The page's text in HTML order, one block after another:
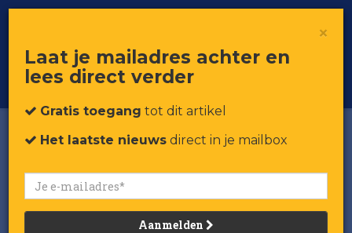
Voor professionals in retail & brands
Toggle
Søstrene Grene opent 20e
winkel in Nederland
×
Laat je mailadres achter en
lees direct verder
Gratis toegang tot dit artikel
Het laatste nieuws direct in je mailbox
Aanmelden